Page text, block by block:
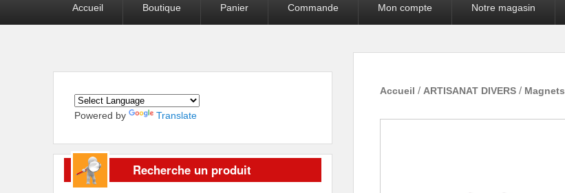
Accueil Boutique Panier Commande Mon compte Notre magasin
Accueil / ARTISANAT DIVERS / Magnets
Powered by Translate
Recherche un produit